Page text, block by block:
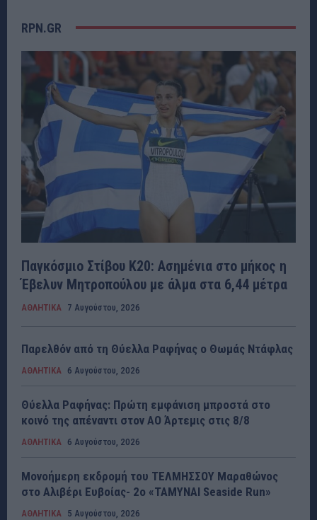
RPN.GR
Παγκόσμιο Στίβου Κ20: Ασημένια στο μήκος η
Έβελυν Μητροπούλου με άλμα στα 6,44 μέτρα
ΑΘΛΗΤΙΚΑ 7 Αυγούστου, 2026
Παρελθόν από τη Θύελλα Ραφήνας ο Θωμάς Ντάφλας
ΑΘΛΗΤΙΚΑ 6 Αυγούστου, 2026
Θύελλα Ραφήνας: Πρώτη εμφάνιση μπροστά στο
κοινό της απέναντι στον ΑΟ Άρτεμις στις 8/8
ΑΘΛΗΤΙΚΑ 6 Αυγούστου, 2026
Μονοήμερη εκδρομή του ΤΕΛΜΗΣΣΟΥ Μαραθώνος
στο Αλιβέρι Ευβοίας- 2ο «ΤΑΜΥΝΑΙ Seaside Run»
ΑΘΛΗΤΙΚΑ 5 Αυγούστου, 2026